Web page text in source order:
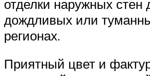
отделки наружных стен
дождливых или
регионах.
Приятный цвет и